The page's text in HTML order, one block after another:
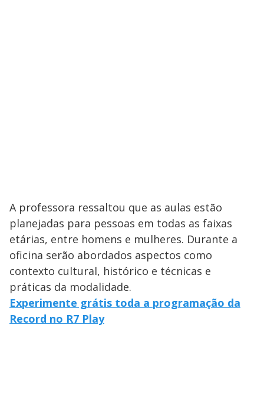
A professora ressaltou que as aulas estão
planejadas para pessoas em todas as faixas
etárias, entre homens e mulheres. Durante a
oficina serão abordados aspectos como
contexto cultural, histórico e técnicas e
práticas da modalidade.
Experimente grátis toda a programação da
Record no R7 Play